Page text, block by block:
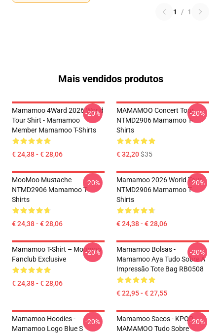
1 / 1
Mais vendidos produtos
Mamamoo 4Ward 2026 World
Tour Shirt - Mamamoo
Member Mamamoo T-Shirts
€ 24,38 - € 28,06
-20%
MAMAMOO Concert Tour
NTMD2906 Mamamoo T-
Shirts
€ 32,20$35
-20%
MooMoo Mustache
NTMD2906 Mamamoo T-
Shirts
€ 24,38 - € 28,06
-20%
Mamamoo 2026 World Tour
NTMD2906 Mamamoo T-
Shirts
€ 24,38 - € 28,06
-20%
Mamamoo T-Shirt – Moomoo
Fanclub Exclusive
€ 24,38 - € 28,06
-20%
Mamamoo Bolsas -
Mamamoo Aya Tudo Sobre A
Impressão Tote Bag RB0508
€ 22,95 - € 27,55
-20%
Mamamoo Hoodies -
Mamamoo Logo Blue S
-20%
Mamamoo Sacos - KPOP
MAMAMOO Tudo Sobre
-20%